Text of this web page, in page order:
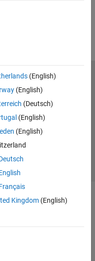
(English)
(English)
(Deutsch)
(English)
(English)
Kingdom(English)
Estado de las aplicaciones
Seleccione un país/